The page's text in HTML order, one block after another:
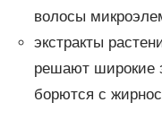
волосы
экстракты
решают широкие
борются с